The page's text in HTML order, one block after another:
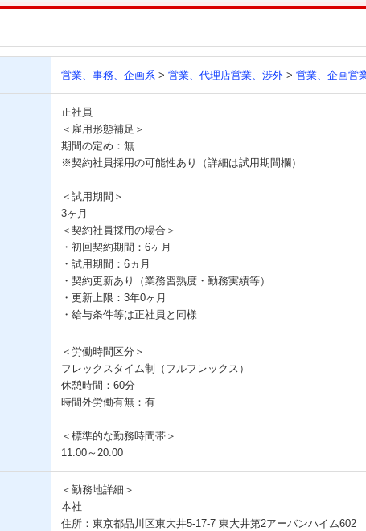
る
営業、事務、企画系 > 営業、代理店営業、渉外 > 営業、企画営
正社員
＜雇用形態補足＞
期間の定め：無
※契約社員採用の可能性あり（詳細は試用期間欄）
＜試用期間＞
3ヶ月
＜契約社員採用の場合＞
・初回契約期間：6ヶ月
・試用期間：6ヵ月
・契約更新あり（業務習熟度・勤務実績等）
・更新上限：3年0ヶ月
・給与条件等は正社員と同様
＜労働時間区分＞
フレックスタイム制（フルフレックス）
休憩時間：60分
時間外労働有無：有
＜標準的な勤務時間帯＞
11:00～20:00
＜勤務地詳細＞
本社
住所：東京都品川区東大井5-17-7 東大井第2アーバンハイム602